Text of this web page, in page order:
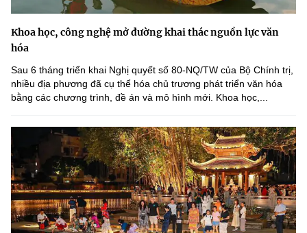
Khoa học, công nghệ mở đường khai thác nguồn lực văn
hóa
Sau 6 tháng triển khai Nghị quyết số 80-NQ/TW của Bộ Chính trị,
nhiều địa phương đã cụ thể hóa chủ trương phát triển văn hóa
bằng các chương trình, đề án và mô hình mới. Khoa học,...